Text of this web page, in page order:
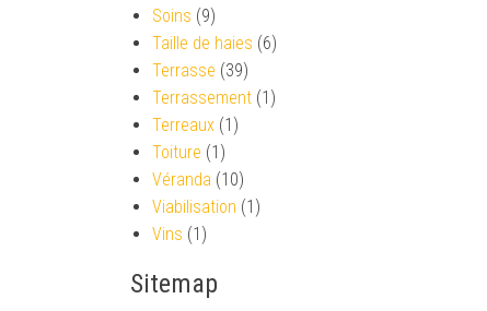
Soins (9)
Taille de haies (6)
Terrasse (39)
Terrassement (1)
Terreaux (1)
Toiture (1)
Véranda (10)
Viabilisation (1)
Vins (1)
Sitemap